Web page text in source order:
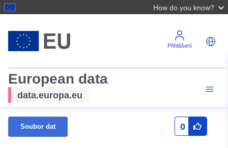
How do you know?
Přihlášení
European data
data.europa.eu
Soubor dat 0